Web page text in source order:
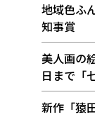
地域色ふ
知事賞
美人画の
日まで「
新作「猿